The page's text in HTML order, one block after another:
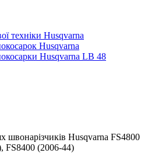
техніки Husqvarna
Husqvarna
Husqvarna LB 48
швонарізчиків Husqvarna FS4800
FS8400 (2006-44)